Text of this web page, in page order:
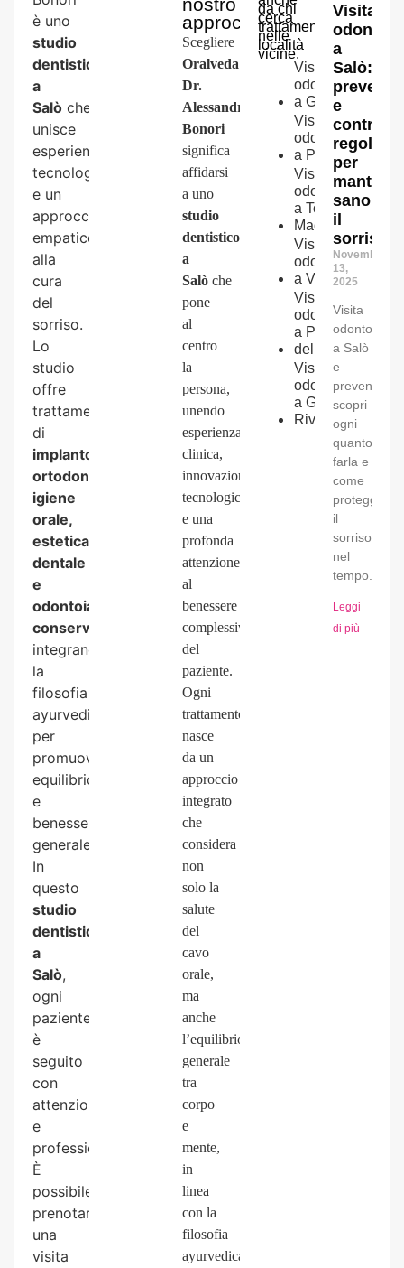
è uno
studio
dentistico
a
Salò che
unisce
esperienza,
tecnologia
e un
approccio
empatico
alla
cura
del
sorriso.
Lo
studio
offre
trattamenti
di
implantologia,
ortodonzia,
igiene
orale,
estetica
dentale
e
odontoiatria
conservativa
integrando
la
filosofia
ayurvedica
per
promuovere
equilibrio
e
benessere
generale.
In
questo
studio
dentistico
a
Salò,
ogni
paziente
è
seguito
con
attenzione
e
professionalità.
È
possibile
prenotare
una
visita
nostro
approccio
Scegliere
Oralveda
Dr.
Alessandro
Bonori
significa
affidarsi
a uno
studio
dentistico
a
Salò che
pone
al
centro
la
persona,
unendo
esperienza
clinica,
innovazione
tecnologica
e una
profonda
attenzione
al
benessere
complessivo
del
paziente.
Ogni
trattamento
nasce
da un
approccio
integrato
che
considera
non
solo la
salute
del
cavo
orale,
ma
anche
l’equilibrio
generale
tra
corpo
e
mente,
in
linea
con la
filosofia
ayurvedica
da chi
cerca
trattamenti
nelle
località
vicine.
Visita
odontoiatrica
a Gavardo
Visita
odontoiatrica
a Prevalle
Visita
odontoiatrica
a Toscolano-
Maderno
Visita
odontoiatrica
a Vobarno
Visita
odontoiatrica
a Puegnago
del Garda
Visita
odontoiatrica
a Gardone
Riviera
Visita
a
Salò:
e
controlli
regolari
per
sano
il
sorriso
Novembre
13,
2025
Visita
a Salò
e
scopri
ogni
quanto
farla e
come
proteggere
il
sorriso
nel
tempo.
Leggi
di più